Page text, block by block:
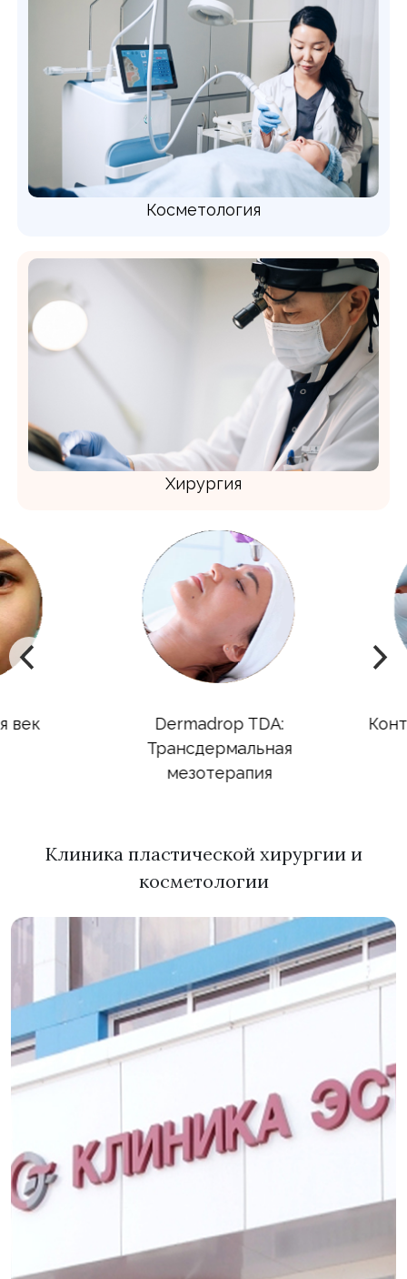
Косметология
Хирургия
Dermadrop TDA:
Трансдермальная
мезотерапия
Клиника пластической хирургии и
косметологии